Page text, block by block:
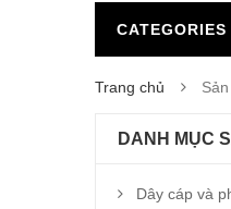
CATEGORIES
Trang chủ
DANH MỤC
Dây cáp và